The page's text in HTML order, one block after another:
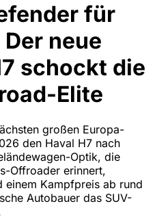
für
neue
schockt die
Elite
großen Europa-
den Haval H7 nach
Optik, die
Offroader erinnert,
Kampfpreis ab rund
Autobauer das SUV-